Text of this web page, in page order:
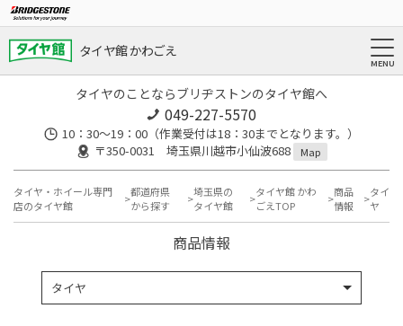
タイヤ館 かわごえ
タイヤのことならブリヂストンのタイヤ館へ
049-227-5570
10：30～19：00（作業受付は18：30までとなります。）
〒350-0031 埼玉県川越市小仙波688
Map
タイヤ・ホイール専門
店のタイヤ館
都道府県
から探す
埼玉県の
タイヤ館
タイヤ館 かわ
ごえTOP
商品
情報
タイ
ヤ
商品情報
タイヤ